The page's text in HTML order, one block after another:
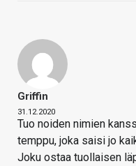
Griffin
31.12.2020
Tuo noiden nimien
temppu, joka saisi jo
Joku ostaa tuollaisen